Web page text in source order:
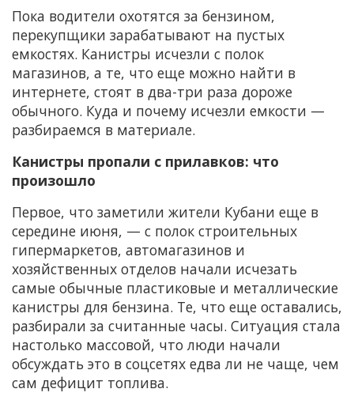
Пока водители охотятся за бензином,
перекупщики зарабатывают на пустых
емкостях. Канистры исчезли с полок
магазинов, а те, что еще можно найти в
интернете, стоят в два-три раза дороже
обычного. Куда и почему исчезли емкости —
разбираемся в материале.
Канистры пропали с прилавков: что
произошло
Первое, что заметили жители Кубани еще в
середине июня, — с полок строительных
гипермаркетов, автомагазинов и
хозяйственных отделов начали исчезать
самые обычные пластиковые и металлические
канистры для бензина. Те, что еще оставались,
разбирали за считанные часы. Ситуация стала
настолько массовой, что люди начали
обсуждать это в соцсетях едва ли не чаще, чем
сам дефицит топлива.